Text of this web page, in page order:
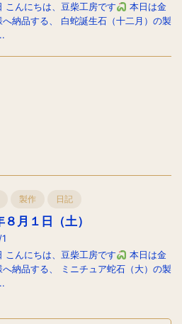
こんにちは、豆柴工房です
本日は金
へ納品する、 白蛇誕生石（十二月）の製
製作 日記
月１日（土）
こんにちは、豆柴工房です
本日は金
へ納品する、 ミニチュア蛇石（大）の製